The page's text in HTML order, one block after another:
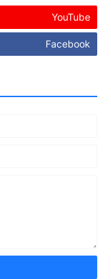
YouTube
Facebook